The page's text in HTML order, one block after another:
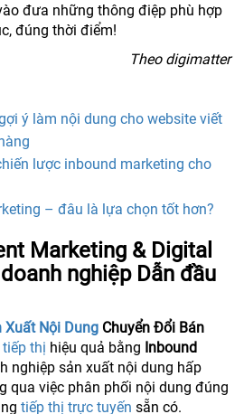
đưa những thông điệp phù hợp
đúng thời điểm!
Theo digimatter
ý làm nội dung cho website viết
lược inbound marketing cho
– đâu là lựa chọn tốt hơn?
Marketing & Digital
nghiệp Dẫn đầu
Xuất Nội Dung Chuyển Đổi Bán
tiếp thị hiệu quả bằng Inbound
nghiệp sản xuất nội dung hấp
qua việc phân phối nội dung đúng
tiếp thị trực tuyến sẵn có.